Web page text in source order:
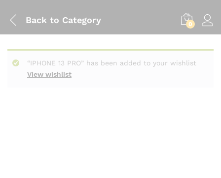
Back to Category 0
View wishlist
“IPHONE 13 PRO” has been added to your wishlist